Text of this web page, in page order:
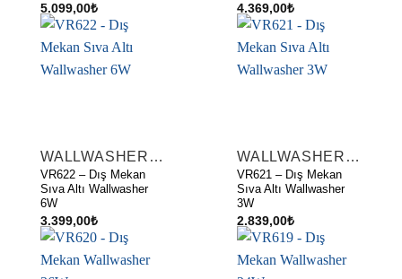
5.099,00₺
4.369,00₺
WALLWASHER AYDINLATMA
VR622 – Dış Mekan
Sıva Altı Wallwasher
6W
3.399,00₺
WALLWASHER AYDINLATMA
VR621 – Dış Mekan
Sıva Altı Wallwasher
3W
2.839,00₺